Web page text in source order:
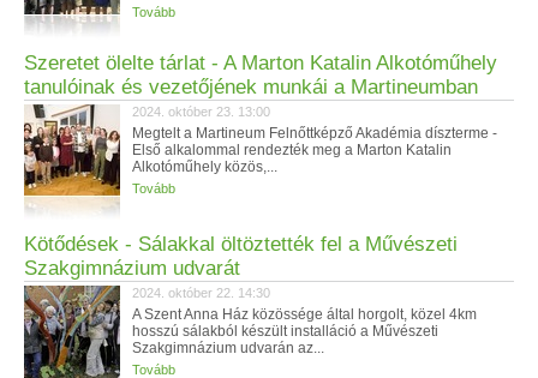
Tovább
Szeretet ölelte tárlat - A Marton Katalin Alkotóműhely
tanulóinak és vezetőjének munkái a Martineumban
2024. október 23. 13:00
Megtelt a Martineum Felnőttképző Akadémia díszterme -
Első alkalommal rendezték meg a Marton Katalin
Alkotóműhely közös,...
Tovább
Kötődések - Sálakkal öltöztették fel a Művészeti
Szakgimnázium udvarát
2024. október 22. 14:30
A Szent Anna Ház közössége által horgolt, közel 4km
hosszú sálakból készült installáció a Művészeti
Szakgimnázium udvarán az...
Tovább